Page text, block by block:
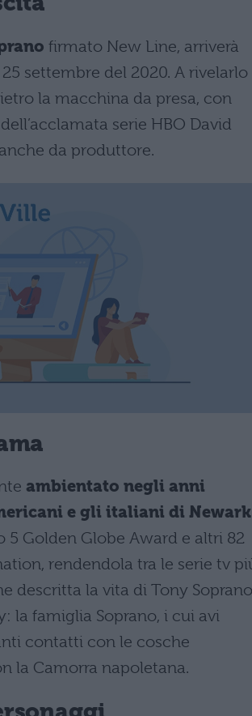
firmato New Line, arriverà
settembre del 2020. A rivelarlo
la macchina da presa, con
serie HBO David
da produttore.
ambientato negli anni
e gli italiani di Newark
5 Golden Globe Award e altri 82
rendendola tra le serie tv
descritta la vita di Tony
la famiglia Soprano, i cui avi
contatti con le cosche
la Camorra napoletana.